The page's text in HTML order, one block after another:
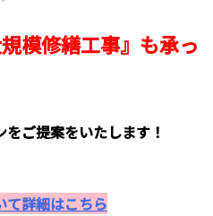
模修繕工事』も承っ
ご提案をいたします！
て詳細はこちら